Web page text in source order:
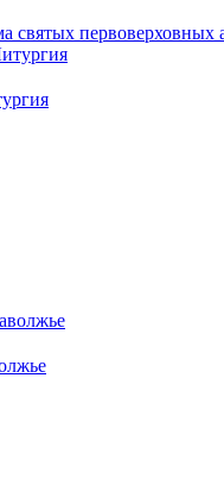
первоверховных